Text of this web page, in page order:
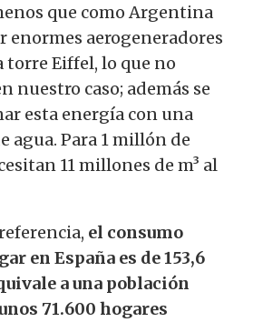
que como Argentina
enormes aerogeneradores
torre Eiffel, lo que no
nuestro caso; además se
esta energía con una
agua. Para 1 millón de
11 millones de m³ al
el consumo
en España es de 153,6
a una población
71.600 hogares